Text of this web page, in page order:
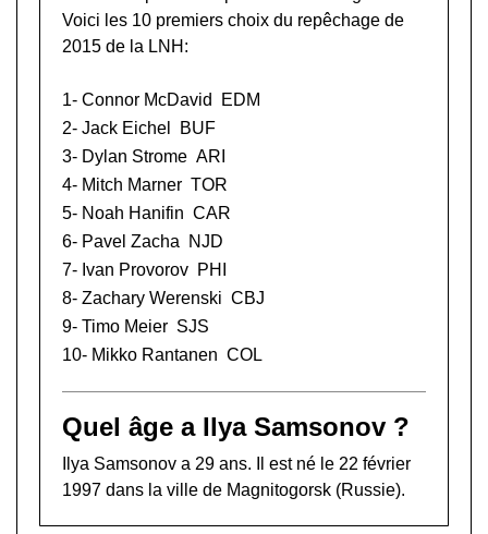
Voici les 10 premiers choix du repêchage de
2015 de la LNH:
1- Connor McDavid
EDM
2- Jack Eichel
BUF
3- Dylan Strome ARI
4- Mitch Marner TOR
5- Noah Hanifin CAR
6- Pavel Zacha
NJD
7- Ivan Provorov PHI
8- Zachary Werenski CBJ
9- Timo Meier SJS
10- Mikko Rantanen COL
Quel âge a Ilya Samsonov ?
Ilya Samsonov a 29 ans. Il est né le 22 février
1997 dans la ville de Magnitogorsk (Russie).